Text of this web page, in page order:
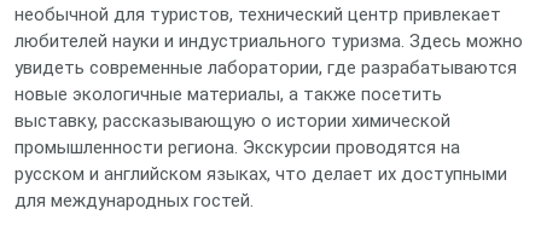
необычной для туристов, технический центр привлекает
любителей науки и индустриального туризма. Здесь можно
увидеть современные лаборатории, где разрабатываются
новые экологичные материалы, а также посетить
выставку, рассказывающую о истории химической
промышленности региона. Экскурсии проводятся на
русском и английском языках, что делает их доступными
для международных гостей.